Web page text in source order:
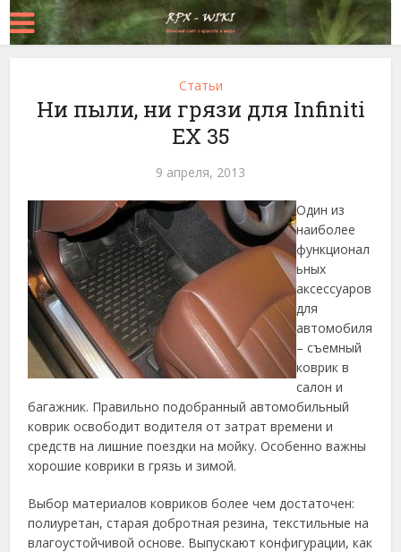
Статьи
Ни пыли, ни грязи для Infiniti
EX 35
9 апреля, 2013
Один из
наиболее
функционал
ьных
аксессуаров
для
автомобиля
– съемный
коврик в
салон и
багажник. Правильно подобранный автомобильный
коврик освободит водителя от затрат времени и
средств на лишние поездки на мойку. Особенно важны
хорошие коврики в грязь и зимой.
Выбор материалов ковриков более чем достаточен:
полиуретан, старая добротная резина, текстильные на
влагоустойчивой основе. Выпускают конфигурации, как